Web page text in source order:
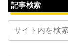
記事検索